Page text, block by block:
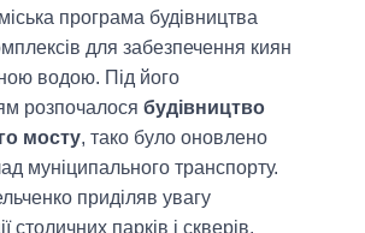
програма будівництва
для забезпечення киян
водою. Під його
розпочалося будівництво
мосту, тако було оновлено
муніципального транспорту.
приділяв увагу
столичних парків і скверів.